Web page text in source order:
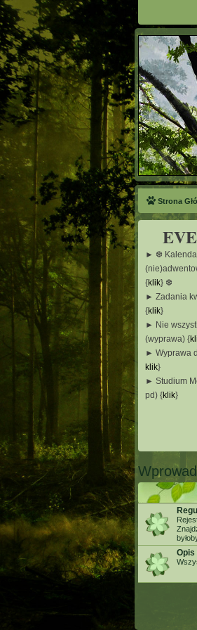
Strona
► ❆
{klik} ❆
► Zadania
{klik}
► Nie
(wyprawa) {
► Wyprawa
klik}
► Studium
pd) {klik}
Opis